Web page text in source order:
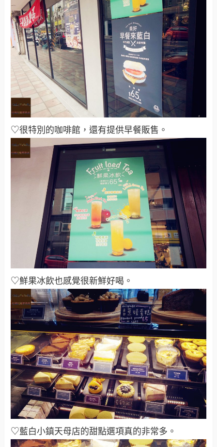
♡很特別的咖啡館，還有提供早餐販售。
♡鮮果冰飲也感覺很新鮮好喝。
♡藍白小鎮天母店的甜點選項真的非常多。